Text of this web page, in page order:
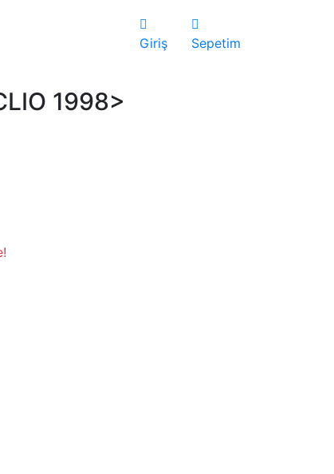
Giriş Sepetim
1998>